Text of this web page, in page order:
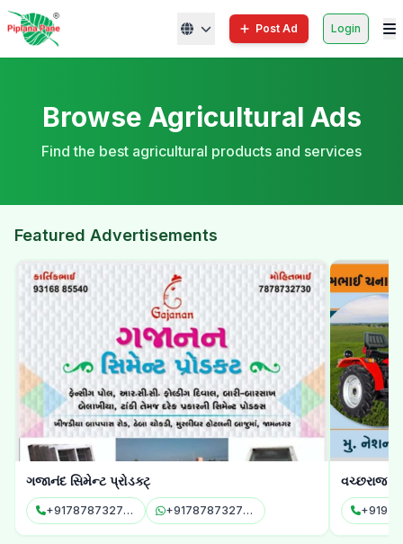
Post Ad Login
Browse Agricultural Ads
Find the best agricultural products and services
Featured Advertisements
વચ્છરાજ ટ્રેક્ટર કન્સલ્ટન્ટ
+919723597029 +919723597029
જય મચ્છુ